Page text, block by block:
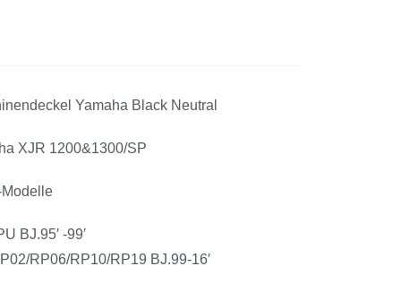
Yamaha Black Neutral
XJR 1200&1300/SP
BJ.95′ -99′
RP06/RP10/RP19 BJ.99-16′